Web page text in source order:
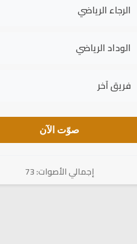
الرجاء الرياضي
الوداد الرياضي
فريق آخر
صوّت الآن
إجمالي الأصوات: 73